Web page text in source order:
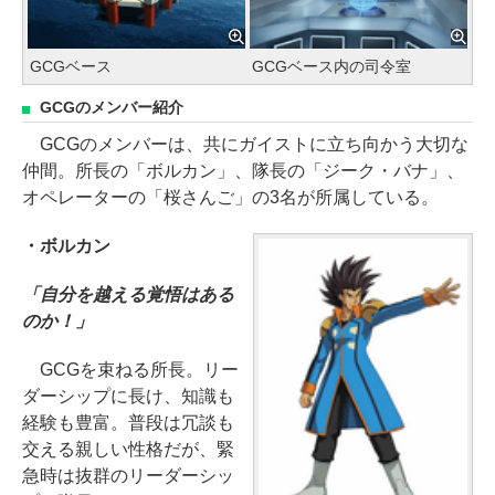
GCGベース GCGベース内の司令室
GCGのメンバー紹介
GCGのメンバーは、共にガイストに立ち向かう大切な
仲間。所長の「ボルカン」、隊長の「ジーク・バナ」、
オペレーターの「桜さんご」の3名が所属している。
・ボルカン
「自分を越える覚悟はある
のか！」
GCGを束ねる所長。リー
ダーシップに長け、知識も
経験も豊富。普段は冗談も
交える親しい性格だが、緊
急時は抜群のリーダーシッ